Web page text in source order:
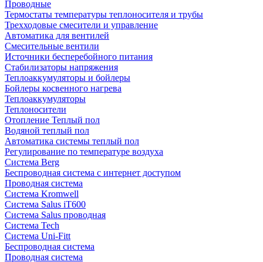
Проводные
Термостаты температуры теплоносителя и трубы
Трехходовые смесители и управление
Автоматика для вентилей
Смесительные вентили
Источники бесперебойного питания
Стабилизаторы напряжения
Теплоаккумуляторы и бойлеры
Бойлеры косвенного нагрева
Теплоаккумуляторы
Теплоносители
Отопление Теплый пол
Водяной теплый пол
Автоматика системы теплый пол
Регулирование по температуре воздуха
Система Berg
Беспроводная система с интернет доступом
Проводная система
Система Kromwell
Система Salus iT600
Система Salus проводная
Система Tech
Система Uni-Fitt
Беспроводная система
Проводная система